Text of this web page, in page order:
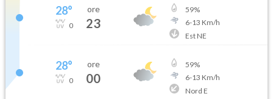
28°
0
ore
23
59%
6-13 Km/h
Est NE
28°
0
ore
00
59%
6-13 Km/h
Nord E